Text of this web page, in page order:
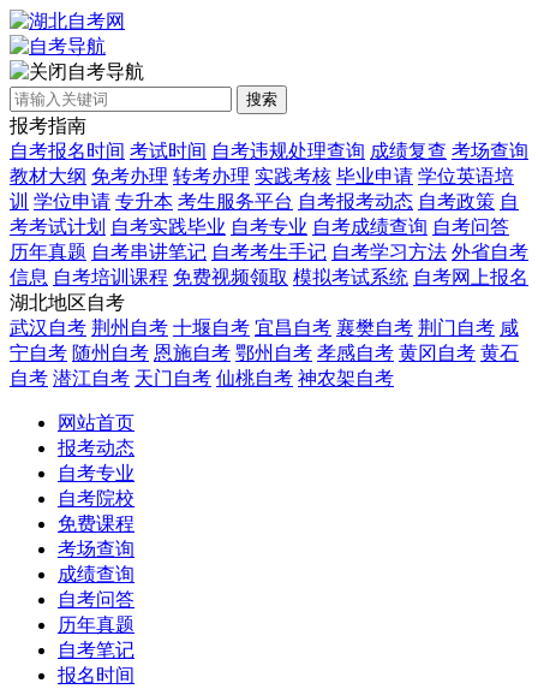
自考导航
搜索
报考指南
自考报名时间 考试时间 自考违规处理查询 成绩复查 考场查询
教材大纲 免考办理 转考办理 实践考核 毕业申请 学位英语培
训 学位申请 专升本 考生服务平台 自考报考动态 自考政策 自
考考试计划 自考实践毕业 自考专业 自考成绩查询 自考问答
历年真题 自考串讲笔记 自考考生手记 自考学习方法 外省自考
信息 自考培训课程 免费视频领取 模拟考试系统 自考网上报名
湖北地区自考
武汉自考 荆州自考 十堰自考 宜昌自考 襄樊自考 荆门自考 咸
宁自考 随州自考 恩施自考 鄂州自考 孝感自考 黄冈自考 黄石
自考 潜江自考 天门自考 仙桃自考 神农架自考
网站首页
报考动态
自考专业
自考院校
免费课程
考场查询
成绩查询
自考问答
历年真题
自考笔记
报名时间